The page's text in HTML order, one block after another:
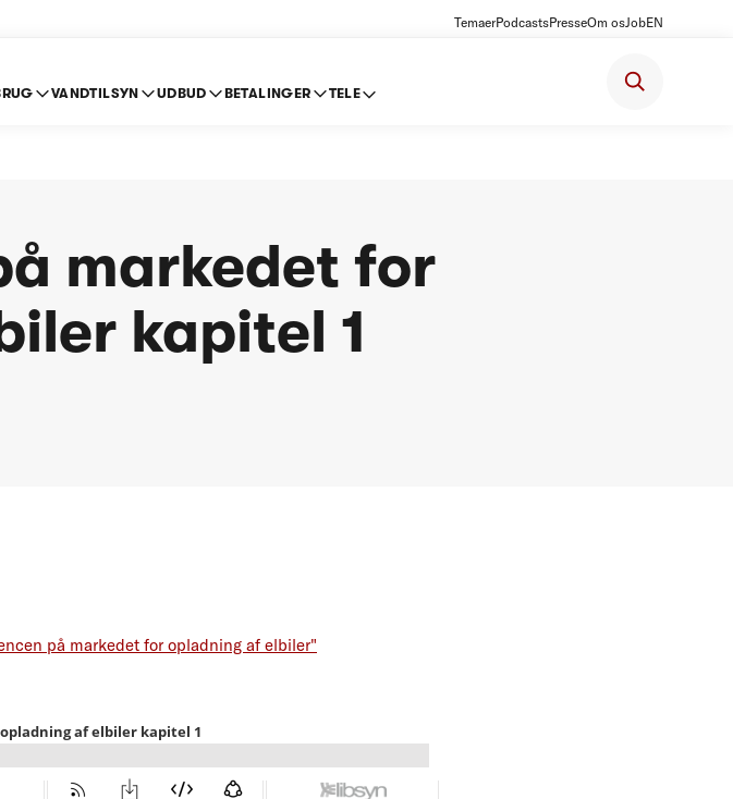
TemaerPodcastsPresseOm osJobEN
VANDTILSYN UDBUD BETALINGER TELE
markedet for
kapitel 1
på markedet for opladning af elbiler"